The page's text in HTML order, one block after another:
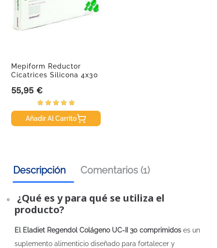
Mepiform Reductor
Cicatrices Silicona 4x30
Precio
55,95 €
Añadir Al Carrito
Descripción Comentarios (1)
¿Qué es y para qué se utiliza el
producto?
El Eladiet Regendol Colágeno UC-II 30 comprimidos es un
suplemento alimenticio diseñado para fortalecer y